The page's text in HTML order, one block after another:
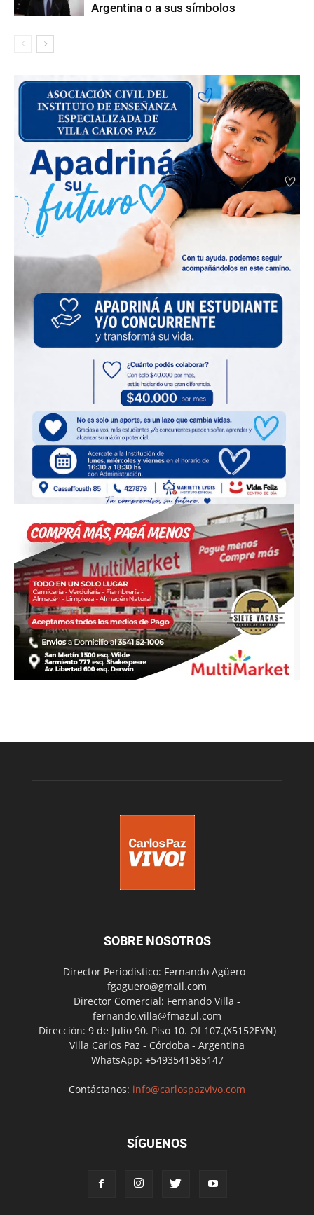
Argentina o a sus símbolos
SOBRE NOSOTROS
Director Periodístico: Fernando Agüero -
fgaguero@gmail.com
Director Comercial: Fernando Villa -
fernando.villa@fmazul.com
Dirección: 9 de Julio 90. Piso 10. Of 107.(X5152EYN)
Villa Carlos Paz - Córdoba - Argentina
WhatsApp: +5493541585147
Contáctanos: info@carlospazvivo.com
SÍGUENOS